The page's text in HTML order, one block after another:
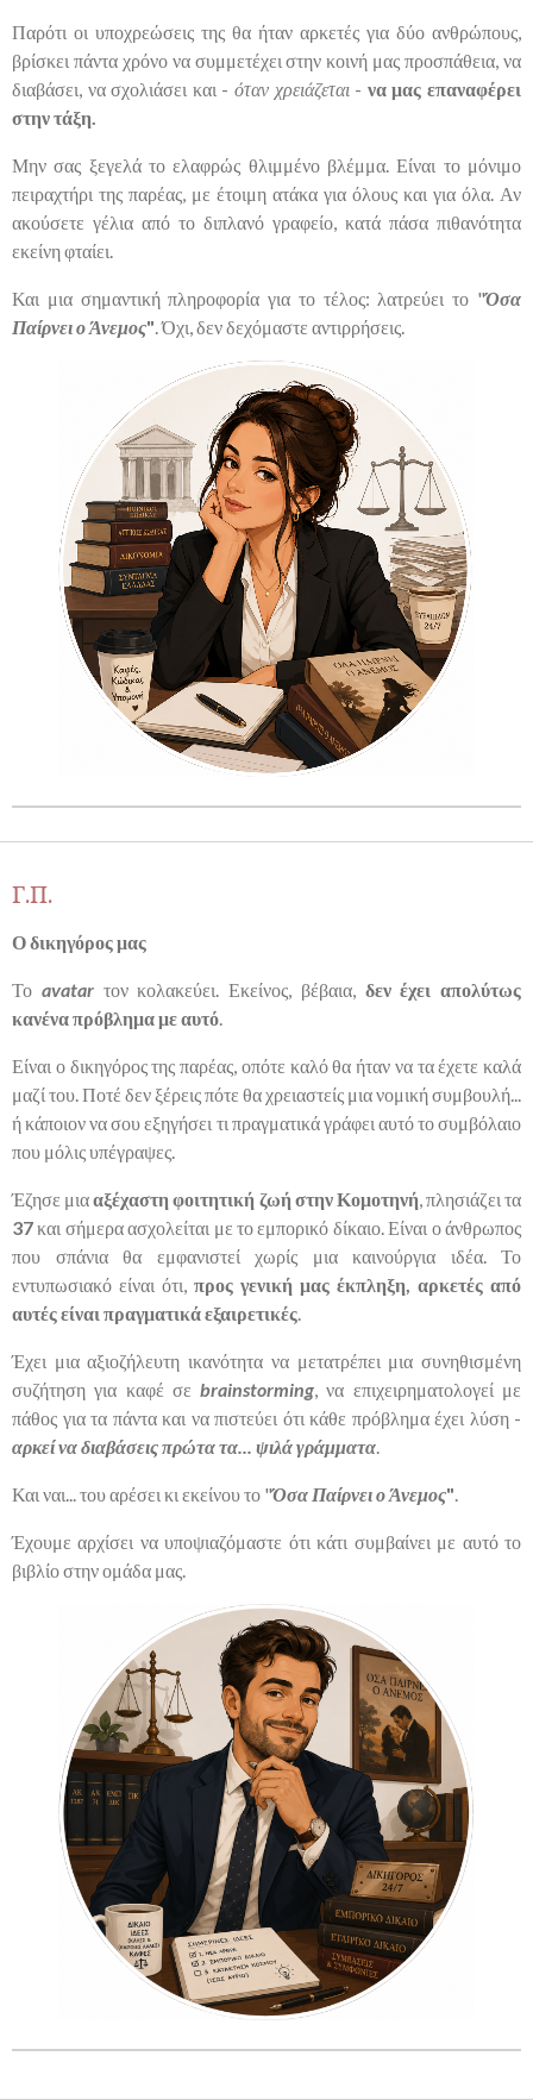
Παρότι οι υποχρεώσεις της θα ήταν αρκετές για δύο ανθρώπους,
βρίσκει πάντα χρόνο να συμμετέχει στην κοινή μας προσπάθεια, να
διαβάσει, να σχολιάσει και - όταν χρειάζεται- να μας επαναφέρει
στην τάξη.
Μην σας ξεγελά το ελαφρώς θλιμμένο βλέμμα. Είναι το μόνιμο
πειραχτήρι της παρέας, με έτοιμη ατάκα για όλους και για όλα. Αν
ακούσετε γέλια από το διπλανό γραφείο, κατά πάσα πιθανότητα
εκείνη φταίει.
Και μια σημαντική πληροφορία για το τέλος: λατρεύει το "Όσα
Παίρνει ο Άνεμος". Όχι, δεν δεχόμαστε αντιρρήσεις.
Γ.Π.
Ο δικηγόρος μας
Το avatar τον κολακεύει. Εκείνος, βέβαια, δεν έχει απολύτως
κανένα πρόβλημα με αυτό.
Είναι ο δικηγόρος της παρέας, οπότε καλό θα ήταν να τα έχετε καλά
μαζί του. Ποτέ δεν ξέρεις πότε θα χρειαστείς μια νομική συμβουλή...
ή κάποιον να σου εξηγήσει τι πραγματικά γράφει αυτό το συμβόλαιο
που μόλις υπέγραψες.
Έζησε μιααξέχαστη φοιτητική ζωή στην Κομοτηνή, πλησιάζει τα
37και σήμερα ασχολείται με το εμπορικό δίκαιο. Είναι ο άνθρωπος
που σπάνια θα εμφανιστεί χωρίς μια καινούργια ιδέα. Το
εντυπωσιακό είναι ότι, προς γενική μας έκπληξη, αρκετές από
αυτές είναι πραγματικά εξαιρετικές.
Έχει μια αξιοζήλευτη ικανότητα να μετατρέπει μια συνηθισμένη
συζήτηση για καφέ σεbrainstorming, να επιχειρηματολογεί με
πάθος για τα πάντα και να πιστεύει ότι κάθε πρόβλημα έχει λύση -
αρκεί να διαβάσεις πρώτα τα... ψιλά γράμματα.
Και ναι... του αρέσει κι εκείνου το "Όσα Παίρνει ο Άνεμος".
Έχουμε αρχίσει να υποψιαζόμαστε ότι κάτι συμβαίνει με αυτό το
βιβλίο στην ομάδα μας.